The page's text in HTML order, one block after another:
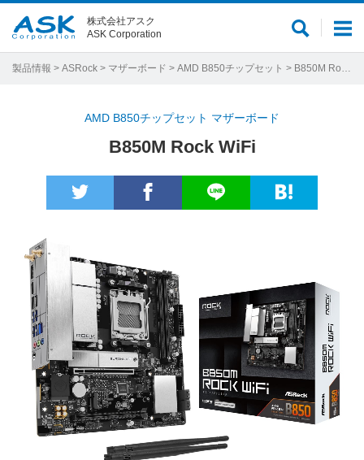
メ
ュ
サ
ト
株式会社アスク
ASK Corporation
製品情報 > ASRock > マザーボード > AMD B850チップセット > B850M Rock WiFi
AMD B850チップセット マザーボード
B850M Rock WiFi